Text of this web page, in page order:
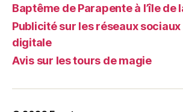
Baptême de Parapente à l’île de
Publicité sur les réseaux
digitale
Avis sur les tours de magie